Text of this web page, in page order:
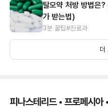
탈모약 처방 방법은
가 받는법)
3분 꿀팁#진료과
더
피나스테리드 • 프로페시아